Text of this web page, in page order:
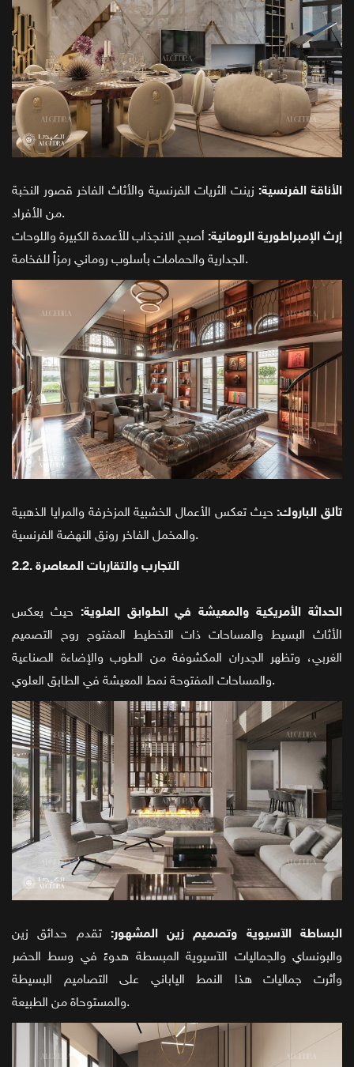
الأناقة الفرنسية: زينت الثريات الفرنسية والأثاث الفاخر قصور النخبة
من الأفراد.
إرث الإمبراطورية الرومانية: أصبح الانجذاب للأعمدة الكبيرة واللوحات
الجدارية والحمامات بأسلوب روماني رمزاً للفخامة.
تألق الباروك: حيث تعكس الأعمال الخشبية المزخرفة والمرايا الذهبية
والمخمل الفاخر رونق النهضة الفرنسية.
2.2. التجارب والتقاربات المعاصرة
الحداثة الأمريكية والمعيشة في الطوابق العلوية: حيث يعكس
الأثاث البسيط والمساحات ذات التخطيط المفتوح روح التصميم
الغربي، وتظهر الجدران المكشوفة من الطوب والإضاءة الصناعية
والمساحات المفتوحة نمط المعيشة في الطابق العلوي.
البساطة الآسيوية وتصميم زين المشهور: تقدم حدائق زين
والبونساي والجماليات الآسيوية المبسطة هدوءً في وسط الحضر
وأثرت جماليات هذا النمط الياباني على التصاميم البسيطة
والمستوحاة من الطبيعة.